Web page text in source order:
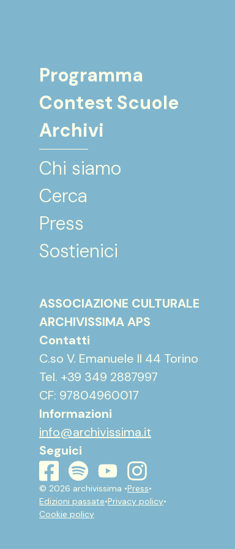
Programma
Contest Scuole
Archivi
Chi siamo
Cerca
Press
Sostienici
ASSOCIAZIONE CULTURALE
ARCHIVISSIMA APS
Contatti
C.so V. Emanuele II 44 Torino
Tel. +39 349 2887997
CF: 97804960017
Informazioni
info@archivissima.it
Seguici
facebook
spotifyyoutubeinstagram
© 2026 archivissima •Press•
Edizioni passate•Privacy policy•
Cookie policy